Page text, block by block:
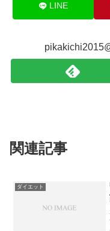
LINE
関連記事
ダイエット